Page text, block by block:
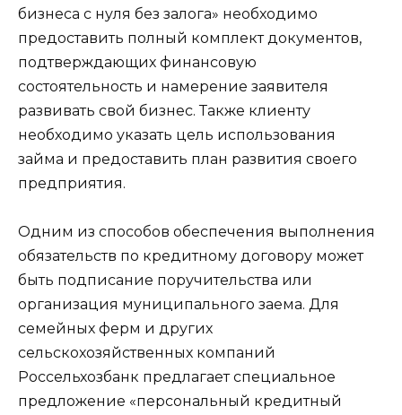
бизнеса с нуля без залога» необходимо
предоставить полный комплект документов,
подтверждающих финансовую
состоятельность и намерение заявителя
развивать свой бизнес. Также клиенту
необходимо указать цель использования
займа и предоставить план развития своего
предприятия.
Одним из способов обеспечения выполнения
обязательств по кредитному договору может
быть подписание поручительства или
организация муниципального заема. Для
семейных ферм и других
сельскохозяйственных компаний
Россельхозбанк предлагает специальное
предложение «персональный кредитный